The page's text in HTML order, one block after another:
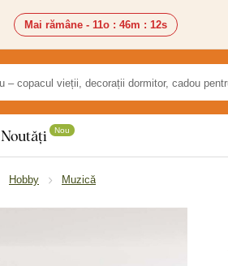
Mai rămâne - 11o : 46m : 11s
Noutăți Nou
Hobby Muzică